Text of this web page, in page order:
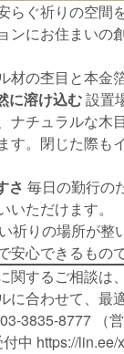
らぐ祈りの空間
ンにお住まい
の杢目と本金
に溶け込む設置
ナチュラルな
す。閉じた際も
さ 毎日の勤行の
ただけます。
祈りの場所が整
心できるもの
関するご相談は
合わせて、最
3835-8777 （
中 https://lin.ee/